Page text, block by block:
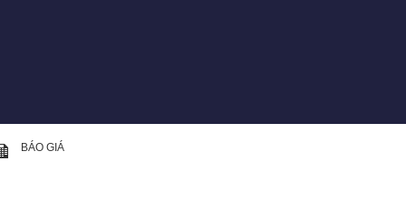
BÁO GIÁ